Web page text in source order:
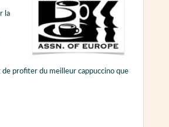
la
de profiter du meilleur cappuccino que